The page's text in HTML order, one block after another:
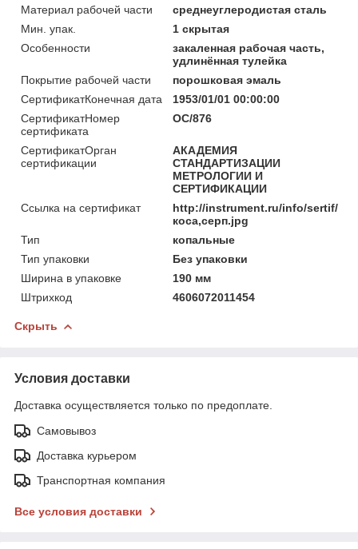
Материал рабочей части
среднеуглеродистая сталь
Мин. упак.
1 скрытая
Особенности
закаленная рабочая часть,
удлинённая тулейка
Покрытие рабочей части
порошковая эмаль
СертификатКонечная дата
1953/01/01 00:00:00
СертификатНомер
сертификата
ОС/876
СертификатОрган
сертификации
АКАДЕМИЯ
СТАНДАРТИЗАЦИИ
МЕТРОЛОГИИ И
СЕРТИФИКАЦИИ
Ссылка на сертификат
http://instrument.ru/info/sertif/
коса,серп.jpg
Тип
копальные
Тип упаковки
Без упаковки
Ширина в упаковке
190 мм
Штрихкод
4606072011454
Скрыть
Условия доставки
Доставка осуществляется только по предоплате.
Самовывоз
Доставка курьером
Транспортная компания
Все условия доставки